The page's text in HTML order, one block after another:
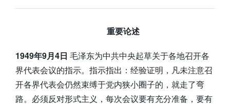
重要论述
1949年9月4日 毛泽东为中共中央起草关于各地召开各
界代表会议的指示。指示指出：经验证明，凡未注意召
开各界代表会仍然束缚于党内狭小圈子的，就走了弯
路。必须反对形式主义，每次会议要有充分准备，要有